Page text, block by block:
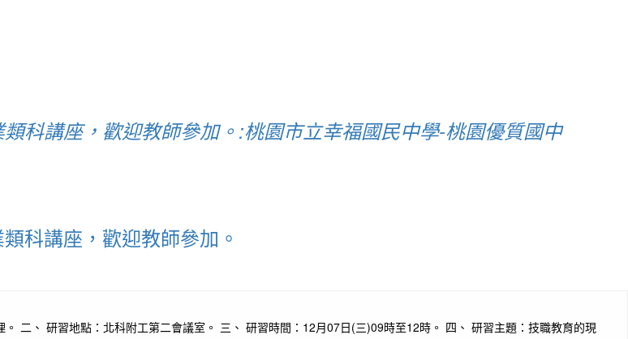
科講座，歡迎教師參加。:桃園市立幸福國民中學-桃園優質國中
科講座，歡迎教師參加。
二、 研習地點：北科附工第二會議室。 三、 研習時間：12月07日(三)09時至12時。 四、 研習主題：技職教育的現